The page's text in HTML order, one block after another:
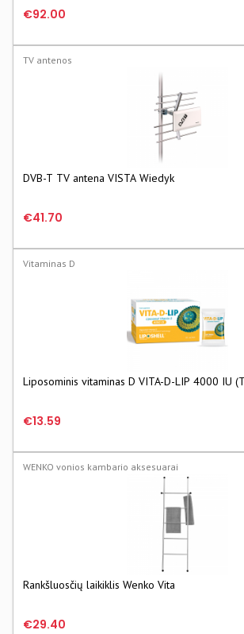
€92.00
TV antenos
DVB-T TV antena VISTA Wiedyk
€41.70
Vitaminas D
Liposominis vitaminas D VITA-D-LIP 4000 IU
€13.59
WENKO vonios kambario aksesuarai
Rankšluosčių laikiklis Wenko Vita
€29.40